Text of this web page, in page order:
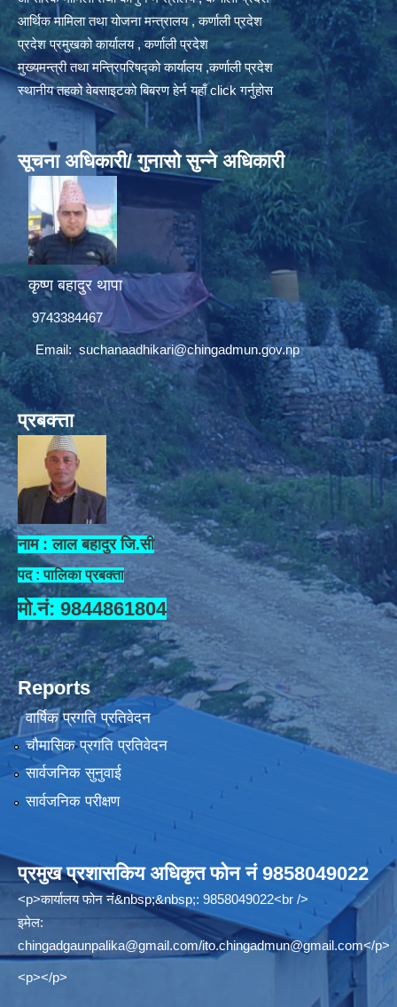
आर्थिक मामिला तथा योजना मन्त्रालय , कर्णाली प्रदेश
प्रदेश प्रमुखको कार्यालय , कर्णाली प्रदेश
मुख्यमन्त्री तथा मन्त्रिपरिषद्को कार्यालय ,कर्णाली प्रदेश
स्थानीय तहको वेबसाइटको बिबरण हेर्न यहाँ click गर्नुहोस
सूचना अधिकारी/ गुनासो सुन्ने अधिकारी
कृष्ण बहादुर थापा
9743384467
Email:suchanaadhikari@chingadmun.gov.np
प्रबक्त्ता
नाम : लाल बहादुर जि.सी
पद : पालिका प्रबक्ता
मो.नं: 9844861804
Reports
वार्षिक प्रगति प्रतिवेदन
चौमासिक प्रगति प्रतिवेदन
सार्वजनिक सुनुवाई
सार्वजनिक परीक्षण
प्रमुख प्रशासकिय अधिकृत फोन नं 9858049022
<p>कार्यालय फोन नं&nbsp;&nbsp;: 9858049022<br />
इमेल:
chingadgaunpalika@gmail.com/ito.chingadmun@gmail.com</p>
<p></p>